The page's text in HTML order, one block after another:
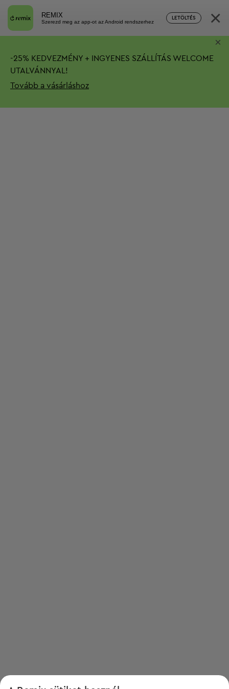
REMIX
Szerezd meg az app-ot az Android rendszerhez
LETÖLTÉS ×
-25% KEDVEZMÉNY + INGYENES SZÁLLÍTÁS WELCOME
UTALVÁNNYAL!
Tovább a vásárláshoz
×